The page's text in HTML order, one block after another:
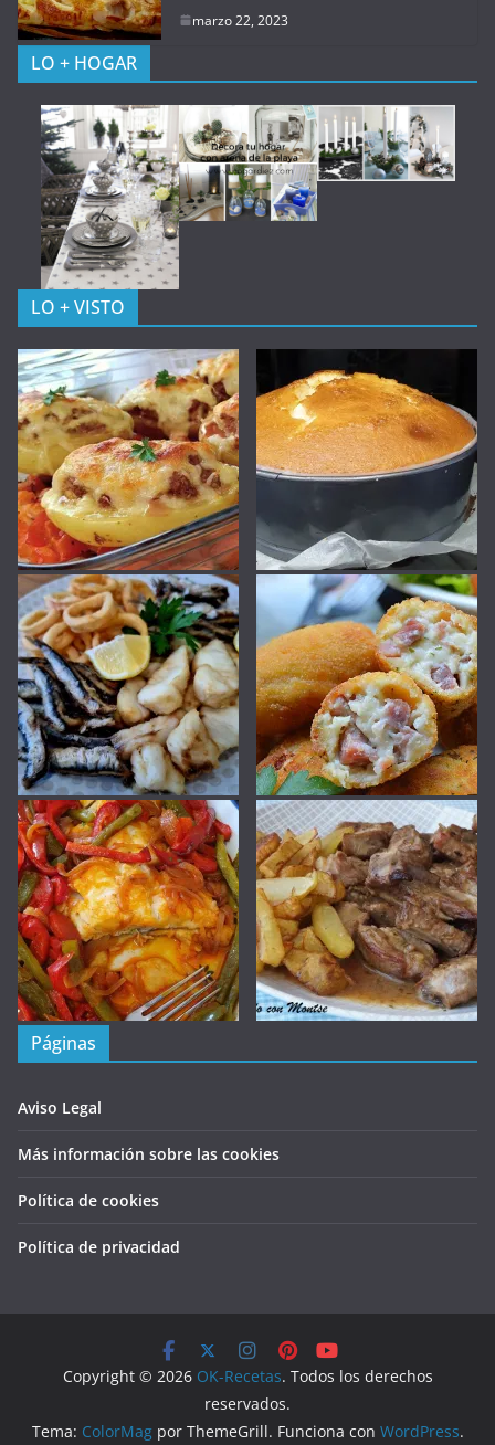
marzo 22, 2023
LO + HOGAR
LO + VISTO
Páginas
Aviso Legal
Más información sobre las cookies
Política de cookies
Política de privacidad
Copyright © 2026 OK-Recetas. Todos los derechos
reservados.
Tema: ColorMagpor ThemeGrill. Funciona con WordPress.